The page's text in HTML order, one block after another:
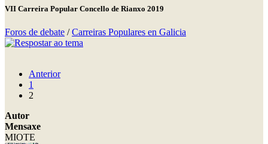
VII Carreira Popular Concello de Rianxo 2019
Foros de debate /Carreiras Populares en Galicia
Anterior
1
2
Autor
Mensaxe
MIOTE